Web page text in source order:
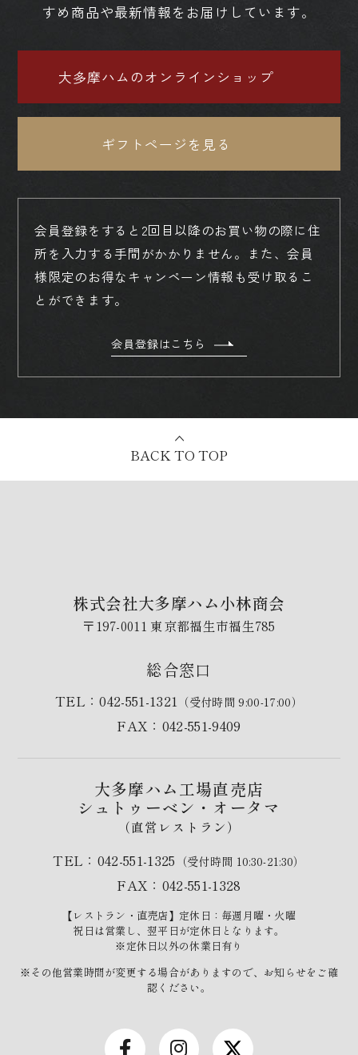
すめ商品や最新情報をお届けしています。
大多摩ハムのオンラインショップ
ギフトページを見る
会員登録をすると2回目以降のお買い物の際に住
所を入力する手間がかかりません。
また、会員
様限定のお得なキャンペーン情報も受け取るこ
とができます。
会員登録はこちら
BACK TO TOP
株式会社大多摩ハム小林商会
〒197-0011 東京都福生市福生785
総合窓口
TEL：042-551-1321 （受付時間 9:00-17:00）
FAX：042-551-9409
大多摩ハム工場直売店
シュトゥーベン・オータマ
（直営レストラン）
TEL：042-551-1325 （受付時間 10:30-21:30）
FAX：042-551-1328
【レストラン・直売店】定休日：毎週月曜・火曜
祝日は営業し、翌平日が定休日となります。
※定休日以外の休業日有り
※その他営業時間が変更する場合がありますので、お知らせをご確
認ください。